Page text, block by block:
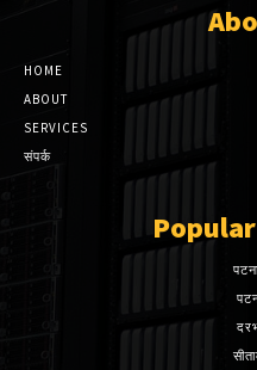
HOME
ABOUT
SERVICES
संपर्क